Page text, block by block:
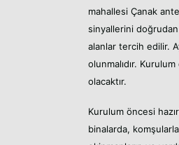
mahallesi Çanak
sinyallerini
alanlar tercih edilir.
olunmalıdır.
olacaktır.
Kurulum öncesi
binalarda,